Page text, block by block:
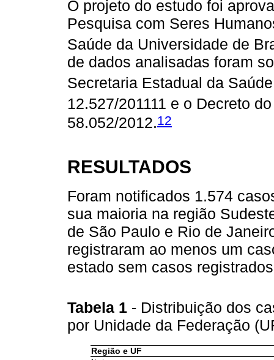
O projeto do estudo foi
Pesquisa com Seres
Saúde da Universidade de
de dados analisadas foram
Secretaria Estadual da
12.527/201111 e o Decreto
58.052/2012.12
RESULTADOS
Foram notificados 1.574
sua maioria na região
de São Paulo e Rio de
registraram ao menos um
estado sem casos
Tabela 1 - Distribuição dos
por Unidade da Federação
Região e UF